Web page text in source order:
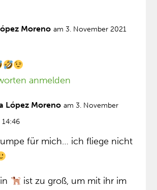
Moreno am 3. November 2021
anmelden
López Moreno am 3. November
für mich… ich fliege nicht
ist zu groß, um mit ihr im